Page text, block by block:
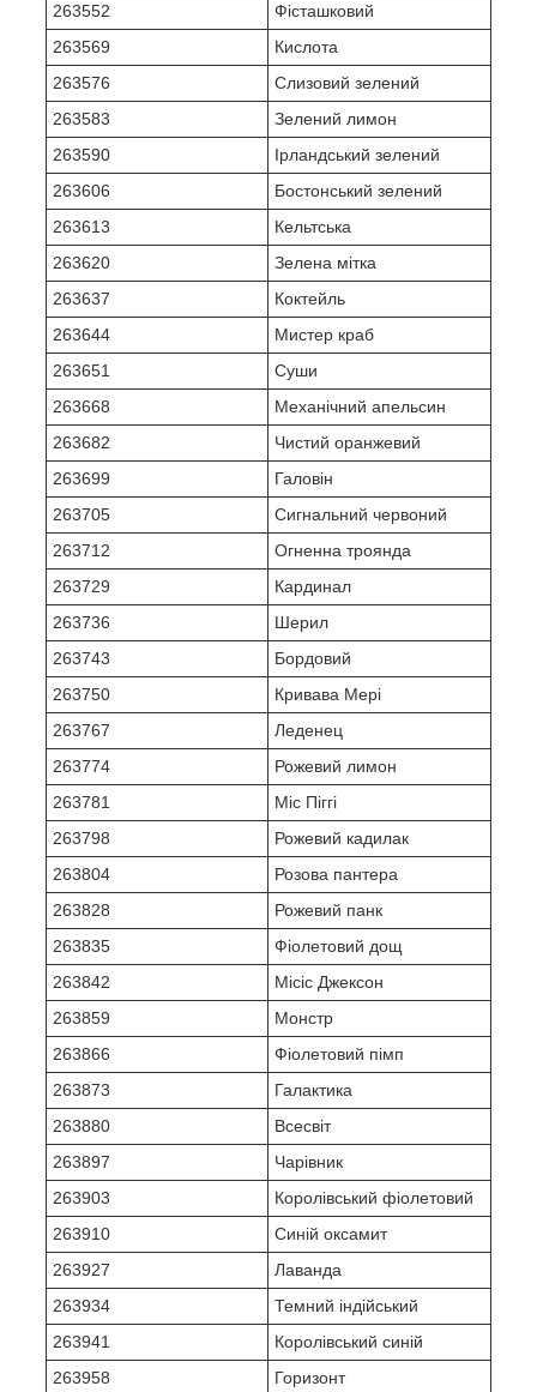
263552
Фісташковий
263569
Кислота
263576
Слизовий зелений
263583
Зелений лимон
263590
Ірландський зелений
263606
Бостонський зелений
263613
Кельтська
263620
Зелена мітка
263637
Коктейль
263644
Мистер краб
263651
Суши
263668
Механічний апельсин
263682
Чистий оранжевий
263699
Галовін
263705
Сигнальний червоний
263712
Огненна троянда
263729
Кардинал
263736
Шерил
263743
Бордовий
263750
Кривава Мері
263767
Леденец
263774
Рожевий лимон
263781
Міс Піггі
263798
Рожевий кадилак
263804
Розова пантера
263828
Рожевий панк
263835
Фіолетовий дощ
263842
Місіс Джексон
263859
Монстр
263866
Фіолетовий пімп
263873
Галактика
263880
Всесвіт
263897
Чарівник
263903
Королівський фіолетовий
263910
Синій оксамит
263927
Лаванда
263934
Темний індійський
263941
Королівський синій
263958
Горизонт